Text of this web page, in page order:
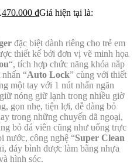
470.000 ₫Giá hiện tại là:
đặc biệt dành riêng cho trẻ em
thiết kế bởi đơn vị vẽ minh họa
“, tích hợp chức năng khóa nắp
“Auto Lock” cùng với thiết
một tay với 1 nút nhấn ngăn
nóng giữ lạnh trong nhiều giờ
gọn nhẹ, tiện lợi, dễ dàng bỏ
trong những chuyến dã ngoại,
bỏ đá viên cũng như uống trực
nước, công nghệ “Super Clean
đáy bình được làm bằng nhựa
hình sóc.